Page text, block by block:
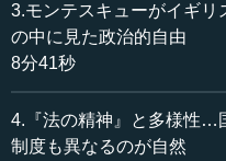
―― 先生、本当にありが
ューとルソーの対比を通じ
び上がる講義で、非常に理
その上でいくつか質問を
す。まず、お互いの主張を
3.モンテスキューがイギリ
の中に見た政治的自由
8分41秒
4.『法の精神』と多様性…
制度も異なるのが自然